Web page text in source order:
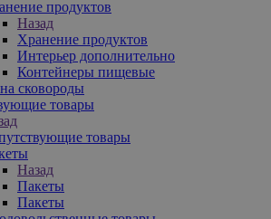
продуктов
Назад
Хранение продуктов
Интерьер дополнительно
Контейнеры пищевые
сковороды
товары
товары
Назад
Пакеты
Пакеты